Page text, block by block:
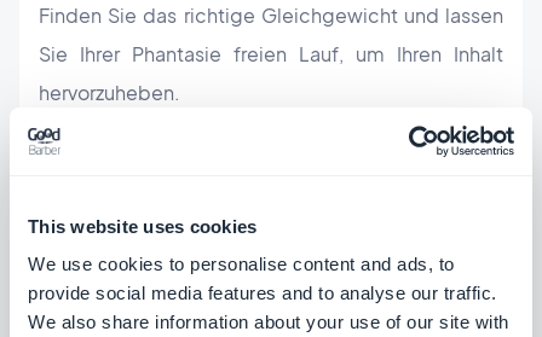
This website uses cookies
We use cookies to personalise content and ads, to
provide social media features and to analyse our traffic.
We also share information about your use of our site with
Finden Sie das richtige Gleichgewicht und lassen
Sie Ihrer Phantasie freien Lauf, um Ihren Inhalt
hervorzuheben.